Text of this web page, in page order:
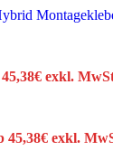
45,38€ exkl.
45,38€ exkl.